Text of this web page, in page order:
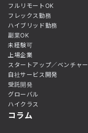
フルリモートOK
フレックス勤務
ハイブリッド勤務
副業OK
未経験可
上場企業
スタートアップ／ベンチャー
自社サービス開発
受託開発
グローバル
ハイクラス
コラム